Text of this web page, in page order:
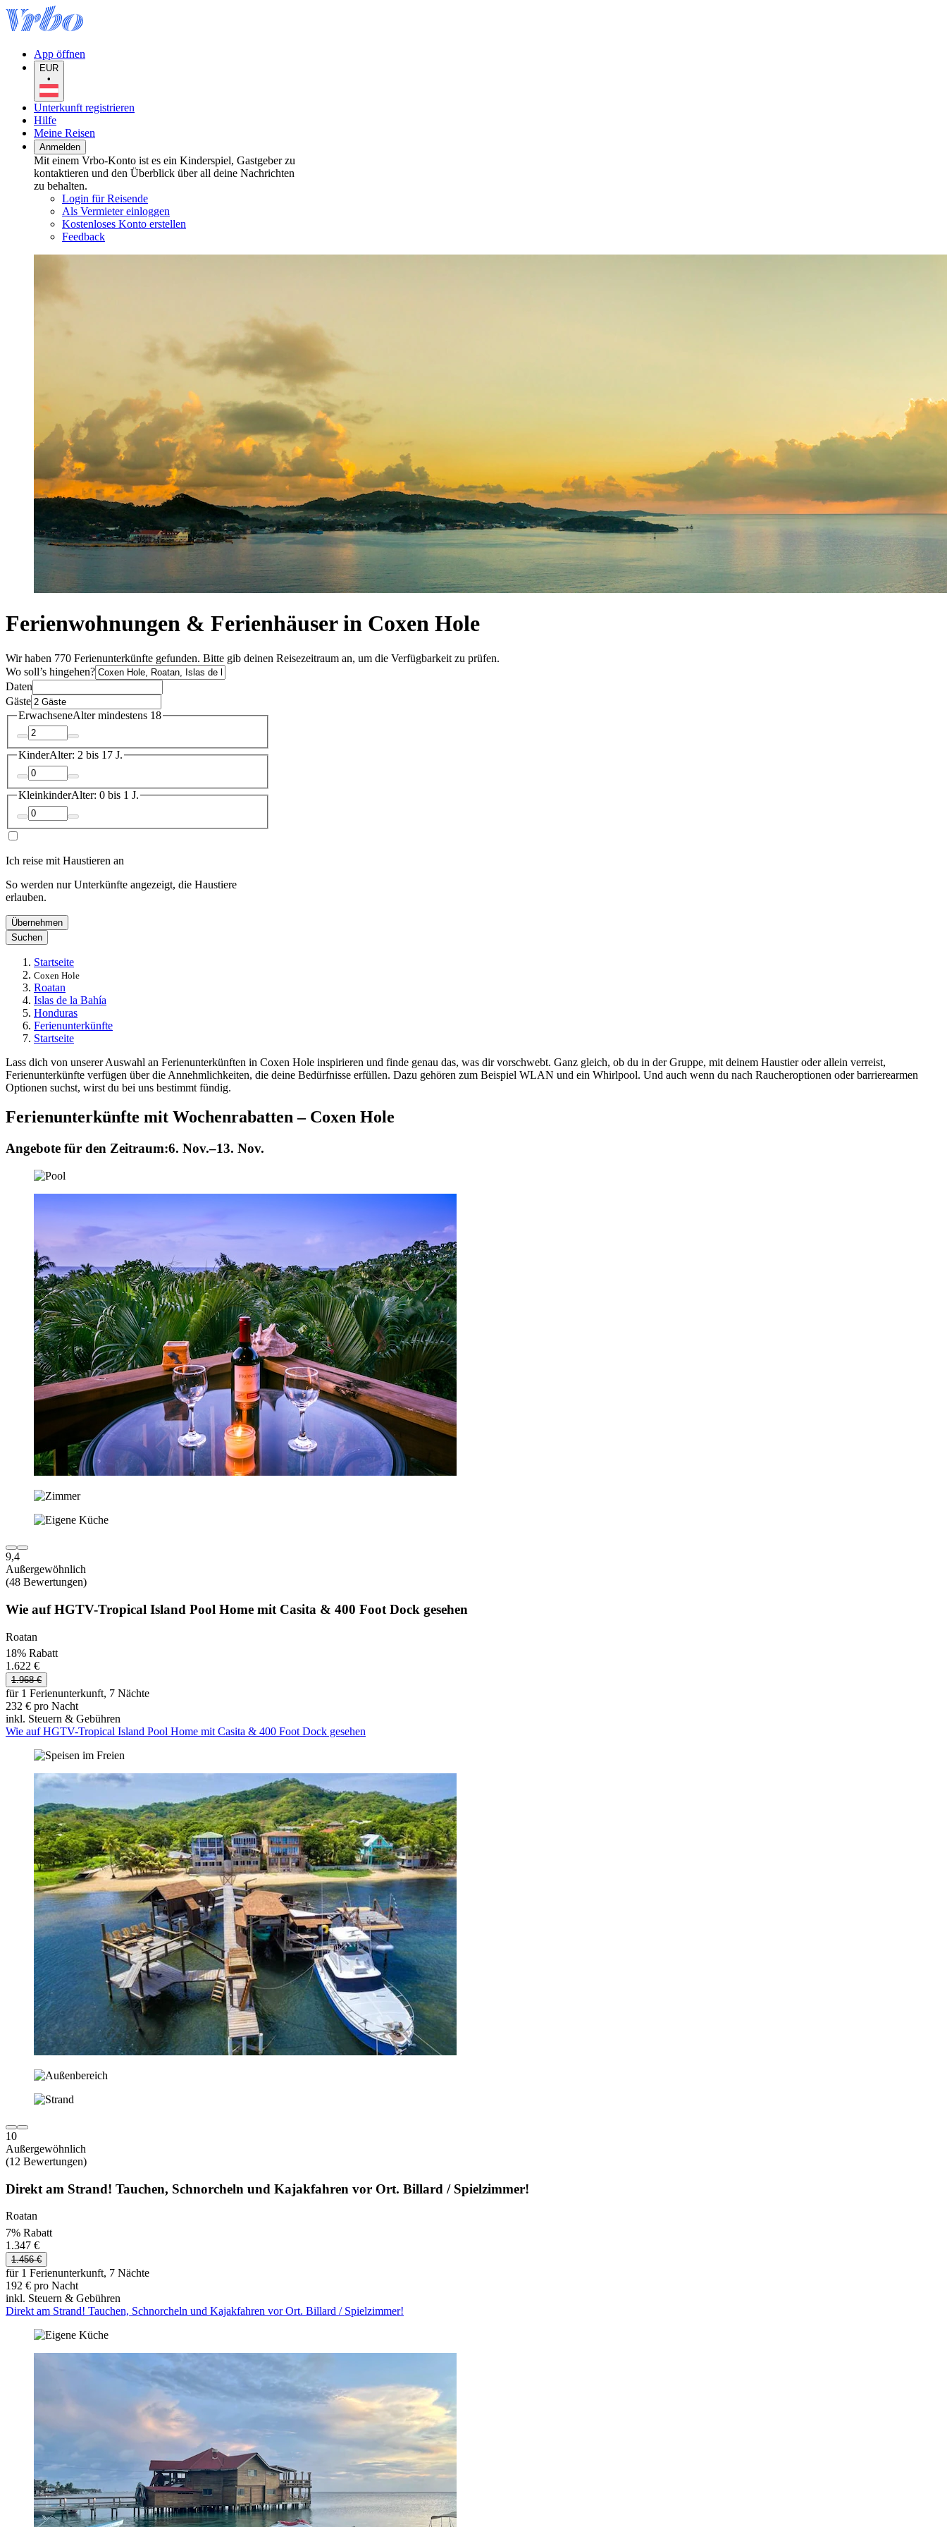
App öffnen
EUR
•
Unterkunft registrieren
Hilfe
Meine Reisen
Anmelden
Mit einem Vrbo-Konto ist es ein Kinderspiel, Gastgeber zu
kontaktieren und den Überblick über all deine Nachrichten
zu behalten.
Login für Reisende
Als Vermieter einloggen
Kostenloses Konto erstellen
Feedback
Ferienwohnungen & Ferienhäuser in Coxen Hole
Wir haben 770 Ferienunterkünfte gefunden. Bitte gib deinen Reisezeitraum an, um die Verfügbarkeit zu prüfen.
Wo soll’s hingehen?
Daten
Gäste
ErwachseneAlter mindestens 18
KinderAlter: 2 bis 17 J.
KleinkinderAlter: 0 bis 1 J.
Ich reise mit Haustieren an
So werden nur Unterkünfte angezeigt, die Haustiere
erlauben.
Übernehmen
Suchen
Startseite
Coxen Hole
Roatan
Islas de la Bahía
Honduras
Ferienunterkünfte
Startseite
Lass dich von unserer Auswahl an Ferienunterkünften in Coxen Hole inspirieren und finde genau das, was dir vorschwebt. Ganz gleich, ob du in der Gruppe, mit deinem Haustier oder allein verreist,
Ferienunterkünfte verfügen über die Annehmlichkeiten, die deine Bedürfnisse erfüllen. Dazu gehören zum Beispiel WLAN und ein Whirlpool. Und auch wenn du nach Raucheroptionen oder barrierearmen
Optionen suchst, wirst du bei uns bestimmt fündig.
Ferienunterkünfte mit Wochenrabatten – Coxen Hole
Angebote für den Zeitraum:6. Nov.–13. Nov.
9,4
Außergewöhnlich
(48 Bewertungen)
Wie auf HGTV-Tropical Island Pool Home mit Casita & 400 Foot Dock gesehen
Roatan
18% Rabatt
1.622 €
1.968 €
für 1 Ferienunterkunft, 7 Nächte
232 € pro Nacht
inkl. Steuern & Gebühren
Wie auf HGTV-Tropical Island Pool Home mit Casita & 400 Foot Dock gesehen
10
Außergewöhnlich
(12 Bewertungen)
Direkt am Strand! Tauchen, Schnorcheln und Kajakfahren vor Ort. Billard / Spielzimmer!
Roatan
7% Rabatt
1.347 €
1.456 €
für 1 Ferienunterkunft, 7 Nächte
192 € pro Nacht
inkl. Steuern & Gebühren
Direkt am Strand! Tauchen, Schnorcheln und Kajakfahren vor Ort. Billard / Spielzimmer!